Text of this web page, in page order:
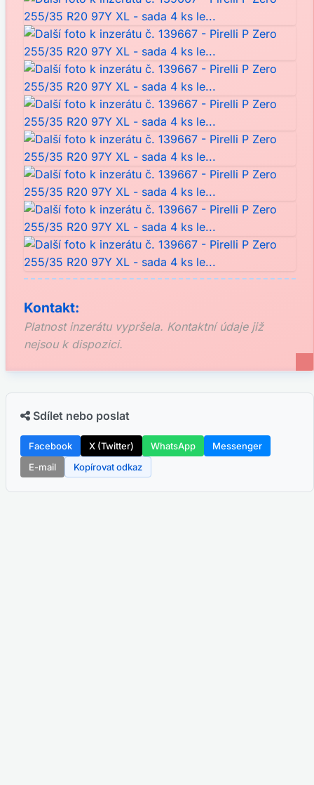
Kontakt:
Platnost inzerátu vypršela. Kontaktní údaje již
nejsou k dispozici.
Sdílet nebo poslat
Facebook X (Twitter) WhatsApp
Messenger
E-mail
Kopírovat odkaz